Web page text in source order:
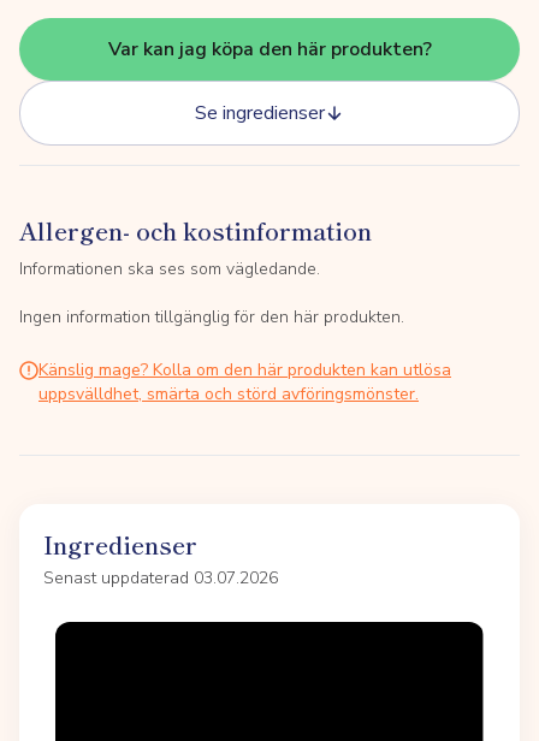
Var kan jag köpa den här produkten?
Se ingredienser
Allergen- och kostinformation
Informationen ska ses som vägledande.
Ingen information tillgänglig för den här produkten.
Känslig mage? Kolla om den här produkten kan utlösa
uppsvälldhet, smärta och störd avföringsmönster.
Ingredienser
Senast uppdaterad 03.07.2026